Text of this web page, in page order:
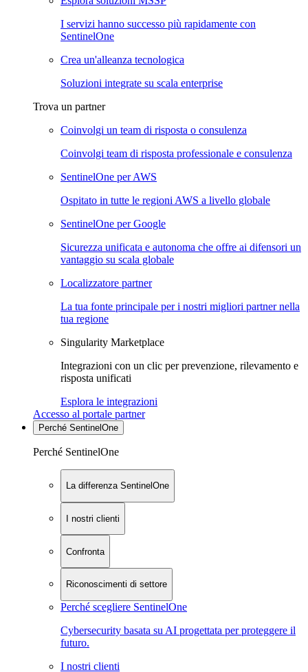
I servizi hanno successo più rapidamente con
SentinelOne
Crea un'alleanza tecnologica
Soluzioni integrate su scala enterprise
Trova un partner
Coinvolgi un team di risposta o consulenza
Coinvolgi team di risposta professionale e consulenza
SentinelOne per AWS
Ospitato in tutte le regioni AWS a livello globale
SentinelOne per Google
Sicurezza unificata e autonoma che offre ai difensori un
vantaggio su scala globale
Localizzatore partner
La tua fonte principale per i nostri migliori partner nella
tua regione
Singularity Marketplace
Integrazioni con un clic per prevenzione, rilevamento e
risposta unificati
Esplora le integrazioni
Accesso al portale partner
Perché SentinelOne
Perché SentinelOne
La differenza SentinelOne
I nostri clienti
Confronta
Riconoscimenti di settore
Perché scegliere SentinelOne
Cybersecurity basata su AI progettata per proteggere il
futuro.
I nostri clienti